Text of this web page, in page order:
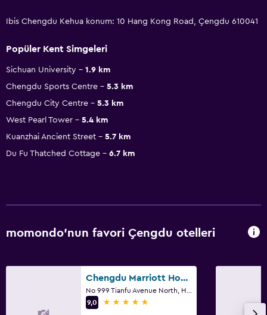
Ibis Chengdu Kehua konum: 10 Hang Kong Road, Çengdu 610041
Popüler Kent Simgeleri
Sichuan University
1.9 km
Chengdu Sports Centre
5.3 km
Chengdu City Centre
5.3 km
West Pearl Tower
5.4 km
Kuanzhai Ancient Street
5.7 km
Du Fu Thatched Cottage
6.7 km
momondo'nun favori Çengdu otelleri
Chengdu Marriott Hotel Financial Centre
9,0
5 yıldız